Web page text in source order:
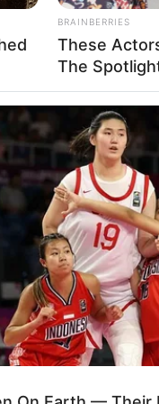
BRAINBERRIES
These
The
RADAR MEDIA
Nobody
Mistake In